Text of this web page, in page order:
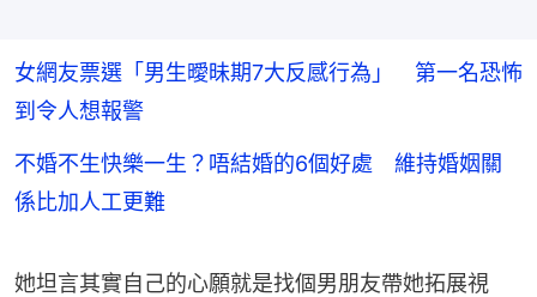
女網友票選「男生曖昧期7大反感行為」 第一名恐怖
到令人想報警
不婚不生快樂一生？唔結婚的6個好處 維持婚姻關
係比加人工更難
她坦言其實自己的心願就是找個男朋友帶她拓展視